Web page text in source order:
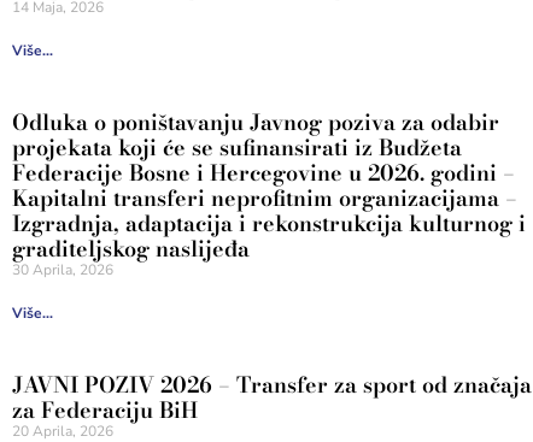
14 Maja, 2026
Više...
Odluka o poništavanju Javnog poziva za odabir
projekata koji će se sufinansirati iz Budžeta
Federacije Bosne i Hercegovine u 2026. godini –
Kapitalni transferi neprofitnim organizacijama –
Izgradnja, adaptacija i rekonstrukcija kulturnog i
graditeljskog naslijeđa
30 Aprila, 2026
Više...
JAVNI POZIV 2026 – Transfer za sport od značaja
za Federaciju BiH
20 Aprila, 2026